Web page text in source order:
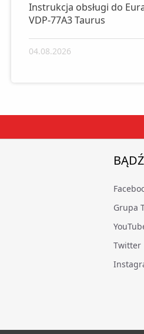
Instrukcja obsługi do
VDP-77A3 Taurus
04.08.2026
Grupa
Twitter